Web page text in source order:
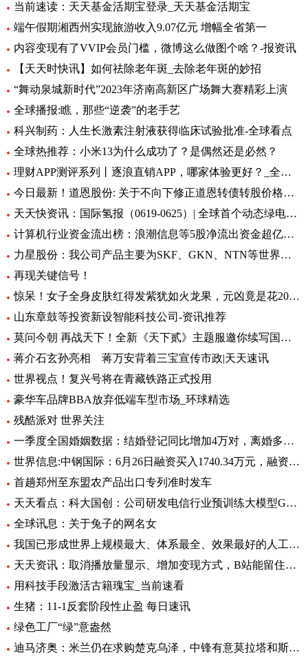
当前速读：天天基金活期宝登录_天天基金活期宝
端午假期湘西州实现旅游收入9.07亿元 增幅全省第一
内容变现有了VVIP会员门槛，微博这么做图个啥？-报资讯
【天天时快讯】如何祛除老年斑_去除老年斑的妙招
“舞动泉城新时代”2023年济南高新区广场舞大赛精彩上演
全球播报:瞧，那些“逆袭”的老手艺
科兴制药：人生长激素注射液获得临床试验批准-全球看点
全球热推荐：小米13为什么成功了？是偶然还是必然？
理财APP测评系列丨逐浪直销APP，哪家体验更好？_全球今亮点
今日最新！道恩股份: 关于不向下修正道恩转债转股价格的公告
天天快资讯：国际氢报（0619-0625）| 全球首个动态绿电制氨工厂初具规模；MTU开发液氢航空燃料电池技术；道达尔致力于绿氢炼油……
计算机行业资金流出榜：浪潮信息等5股净流出资金超亿元_世界热文
力星股份：我公司产品主要为SKF、GKN、NTN等世界著名的轴承公司配套 全球热点评
再现关键信号！
惊呆！女子全身皮肤红得发紫犹如火龙果，元凶竟是花20块钱买的……_每日观点
山东章鼓等投资新设智能科技公司-资讯推荐
莫问今朝 再战天下！全新《天下贰》主题服邀你续写国韵风华！_当前播报
蒋介石玄孙亮相 蒋万安背着三宝宣传市政|天天速讯
世界视点！复兴号将在青藏铁路正式投用
豪华车品牌BBA放弃低端车型市场_环球精选
残酷派对 世界关注
一季度全国婚姻数据：结婚登记同比增加4万对，离婚多了12万对
世界信息:中钢国际：6月26日融资买入1740.34万元，融资融券余额2.76亿元
首趟郑州至东盟农产品出口专列准时发车
天天看点：科大国创：公司研发电信行业预训练大模型GC-TeleGPT 现已在电信智能客服等领域实现落地应用
全球讯息：关于兔子的网名女
我国已形成世界上规模最大、体系最全、效果最好的人工影响天气作业力量
天天资讯：取消播放量显示、增加变现方式，B站能留住UP主吗？
用科技手段激活古籍瑰宝_当前速看
生猪：11-1反套阶段性止盈 每日速讯
绿色工厂“绿”意盎然
迪马济奥：米兰仍在求购楚克乌泽，中锋有意莫拉塔和斯卡马卡-全球新资讯